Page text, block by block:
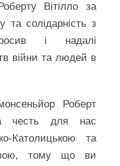
Вітілло за
та солідарність з
і надалі
війни та людей в
Роберт
честь для нас
Католицькою та
тому що ви